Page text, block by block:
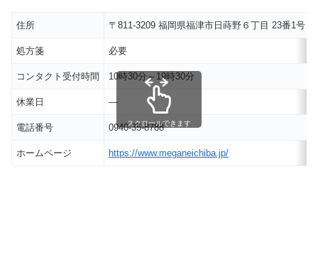
住所 〒811-3209 福岡県福津市日蒔野６丁目 23番1号
処方箋 必要
コンタクト受付時間 10時30分～19時30分
休業日 ―
電話番号 0940-35-8788
ホームページ https://www.meganeichiba.jp/
スクロールできます